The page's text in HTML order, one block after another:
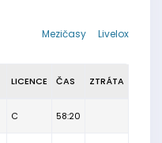
Livelox
Mezičasy
LICENCE ČAS ZTRÁTA
C 58:20